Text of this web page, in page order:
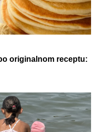
originalnom receptu: